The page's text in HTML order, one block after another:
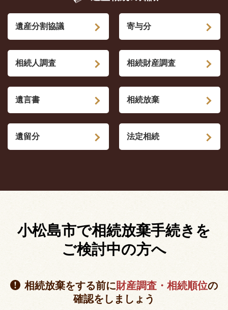
遺産分割協議 寄与分
相続人調査 相続財産調査
遺言書 相続放棄
遺留分 法定相続
小松島市で相続放棄手続きを
ご検討中の方へ
相続放棄をする前に財産調査・相続順位の
確認をしましょう